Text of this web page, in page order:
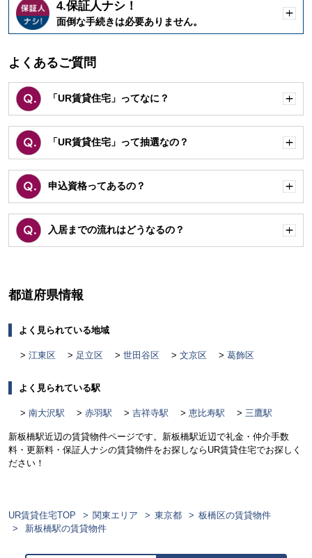
4.保証人ナシ！
面倒な手続きは必要ありません。
く
よくあるご質問
「UR賃貸住宅」ってなに？
く
「UR賃貸住宅」って抽選なの？
く
申込資格ってあるの？
く
入居までの流れはどうなるの？
く
都道府県情報
よく見られている地域
江東区 足立区 世田谷区 文京区 葛飾区
よく見られている駅
南大沢駅 赤羽駅 吉祥寺駅 恵比寿駅 三鷹駅
新板橋駅近辺の賃貸物件ページです。新板橋駅近辺で礼金・仲介手数
料・更新料・保証人ナシの賃貸物件をお探しならUR賃貸住宅でお探しく
ださい！
UR賃貸住宅TOP 関東エリア 東京都
板橋区の賃貸物件
新板橋駅の賃貸物件